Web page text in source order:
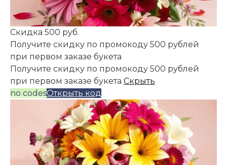
Скидка 500 руб.
Получите скидку по промокоду 500 рублей
при первом заказе букета
Получите скидку по промокоду 500 рублей
при первом заказе букета Скрыть
no codesОткрыть код